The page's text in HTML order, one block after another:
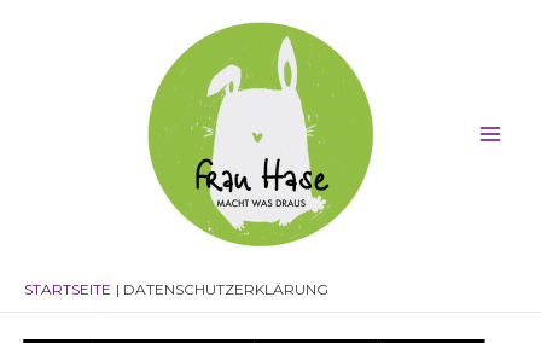
STARTSEITE DATENSCHUTZERKLÄRUNG